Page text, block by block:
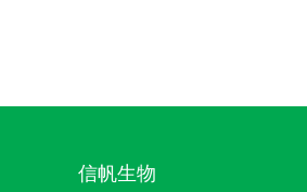
信帆生物